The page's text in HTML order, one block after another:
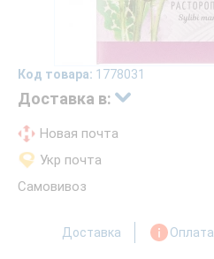
Код товара: 1778031
Доставка в:
Новая почта
Укр почта
Самовивоз
Доставка Оплата